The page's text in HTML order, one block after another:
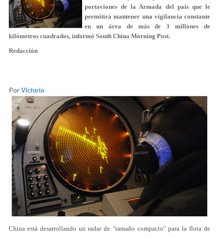
portaviones de la Armada del país que le
permitirá mantener una vigilancia constante
en un área de más de 3 millones de
kilómetros cuadrados, informó South China Morning Post.
Redacción
Por Victoria
China está desarrollando un radar de "tamaño compacto" para la flota de